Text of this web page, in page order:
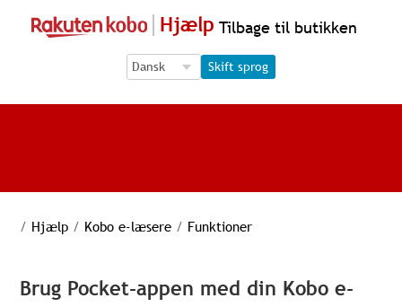
Hjælp Tilbage til butikken
Language Selection
Language Selection
Skift sprog
/ Hjælp / Kobo e-læsere / Funktioner
Brug Pocket-appen med din Kobo e-